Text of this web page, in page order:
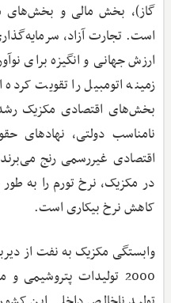
گاز)، بخش مالی و بخش‌های
است. تجارت آزاد،
ارزش جهانی و انگیزه برای
زمینه اتومبیل را تقویت
بخش‌های اقتصادی مکزیک
نامناسب دولتی، نهادهای
اقتصادی غیررسمی رنج
در مکزیک، نرخ تورم را به
کاهش نرخ بیکاری است.
وابستگی مکزیک به نفت از